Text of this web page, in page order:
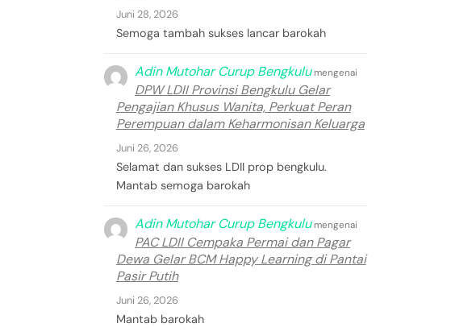
Juni 28, 2026
Semoga tambah sukses lancar barokah
Adin Mutohar Curup Bengkulumengenai
DPW LDII Provinsi Bengkulu Gelar
Pengajian Khusus Wanita, Perkuat Peran
Perempuan dalam Keharmonisan Keluarga
Juni 26, 2026
Selamat dan sukses LDII prop bengkulu.
Mantab semoga barokah
Adin Mutohar Curup Bengkulumengenai
PAC LDII Cempaka Permai dan Pagar
Dewa Gelar BCM Happy Learning di Pantai
Pasir Putih
Juni 26, 2026
Mantab barokah